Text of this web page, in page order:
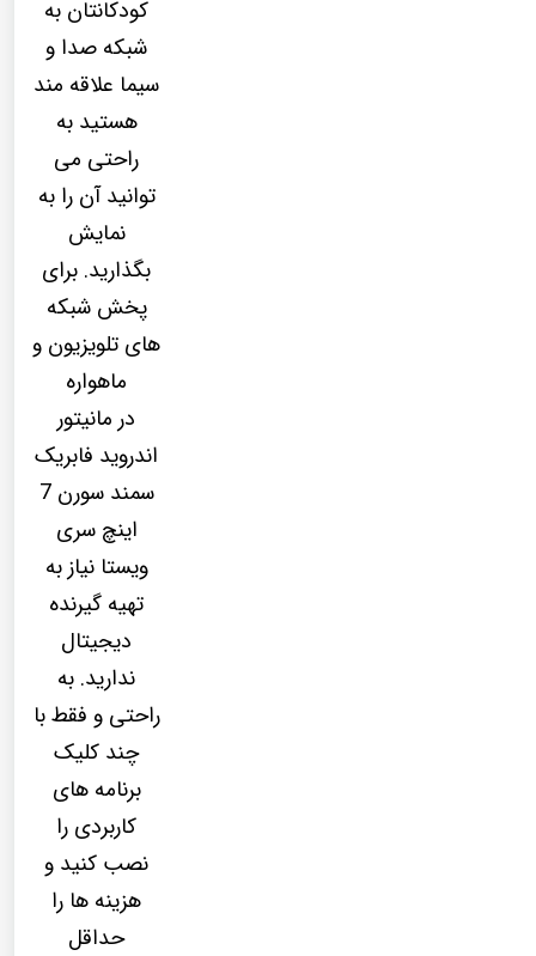
کودکانتان به
شبکه صدا و
سیما علاقه مند
هستید به
راحتی می
توانید آن را به
نمایش
بگذارید. برای
پخش شبکه
های تلویزیون و
ماهواره
در مانیتور
اندروید فابریک
سمند سورن 7
اینچ سری
ویستا نیاز به
تهیه گیرنده
دیجیتال
ندارید. به
راحتی و فقط با
چند کلیک
برنامه های
کاربردی را
نصب کنید و
هزینه ها را
حداقل